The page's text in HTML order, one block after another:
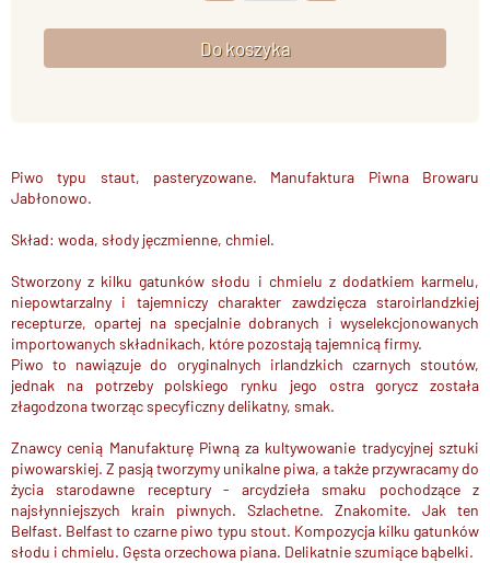
Piwo typu staut, pasteryzowane. Manufaktura Piwna Browaru
Jabłonowo.
Skład: woda, słody jęczmienne, chmiel.
Stworzony z kilku gatunków słodu i chmielu z dodatkiem karmelu,
niepowtarzalny i tajemniczy charakter zawdzięcza staroirlandzkiej
recepturze, opartej na specjalnie dobranych i wyselekcjonowanych
importowanych składnikach, które pozostają tajemnicą firmy.
Piwo to nawiązuje do oryginalnych irlandzkich czarnych stoutów,
jednak na potrzeby polskiego rynku jego ostra gorycz została
złagodzona tworząc specyficzny delikatny, smak.
Znawcy cenią Manufakturę Piwną za kultywowanie tradycyjnej sztuki
piwowarskiej. Z pasją tworzymy unikalne piwa, a także przywracamy do
życia starodawne receptury - arcydzieła smaku pochodzące z
najsłynniejszych krain piwnych. Szlachetne. Znakomite. Jak ten
Belfast. Belfast to czarne piwo typu stout. Kompozycja kilku gatunków
słodu i chmielu. Gęsta orzechowa piana. Delikatnie szumiące bąbelki.